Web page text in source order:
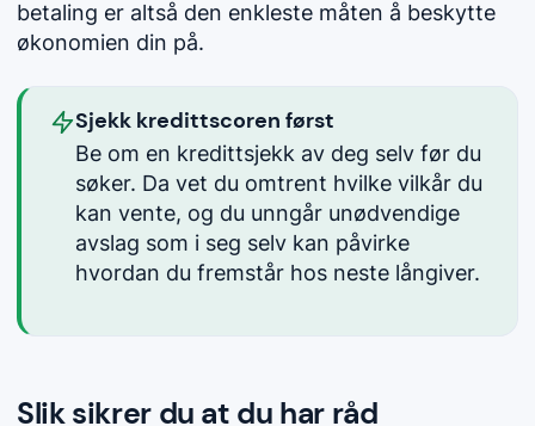
betaling er altså den enkleste måten å beskytte
økonomien din på.
Sjekk kredittscoren først
Be om en kredittsjekk av deg selv før du
søker. Da vet du omtrent hvilke vilkår du
kan vente, og du unngår unødvendige
avslag som i seg selv kan påvirke
hvordan du fremstår hos neste långiver.
Slik sikrer du at du har råd